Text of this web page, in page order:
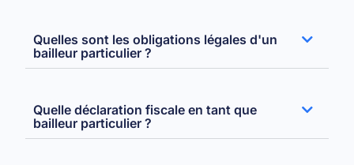
Quelles sont les obligations légales d'un
bailleur particulier ?
Quelle déclaration fiscale en tant que
bailleur particulier ?